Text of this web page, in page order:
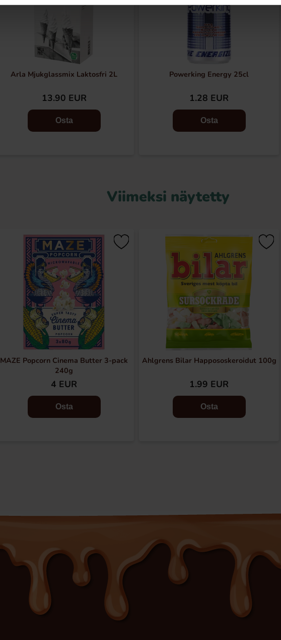
Arla Mjukglassmix Laktosfri 2L
13.90 EUR
Osta
Powerking Energy 25cl
1.28 EUR
Osta
Viimeksi näytetty
MAZE Popcorn Cinema Butter 3-pack
240g
4 EUR
Osta
Ahlgrens Bilar Happososkeroidut 100g
1.99 EUR
Osta